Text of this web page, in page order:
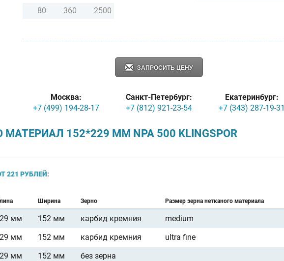
80
360
2500
ЗАПРОСИТЬ ЦЕНУ
Москва:
+7 (499) 194-28-17
Санкт-Петербург:
+7 (812) 921-23-54
Екатеринбург:
+7 (343) 287-19-31
152*229 ММ NPA 500 KLINGSPOR
221 РУБЛЕЙ:
Ширина Зерно Размер зерна нетканого материала
мм 152 мм карбид кремния medium
мм 152 мм карбид кремния ultra fine
мм 152 мм без зерна